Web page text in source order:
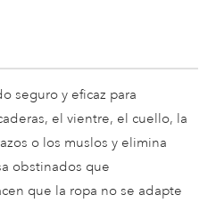
seguro y eficaz para
el vientre, el cuello, la
o los muslos y elimina
obstinados que
que la ropa no se adapte